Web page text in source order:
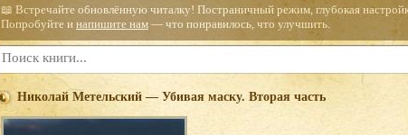
📖 Встречайте обновлённую читалку! Постраничный режим, глубокая
Попробуйте и напишите нам — что понравилось, что улучшить.
Николай Метельский — Убивая маску. Вторая часть